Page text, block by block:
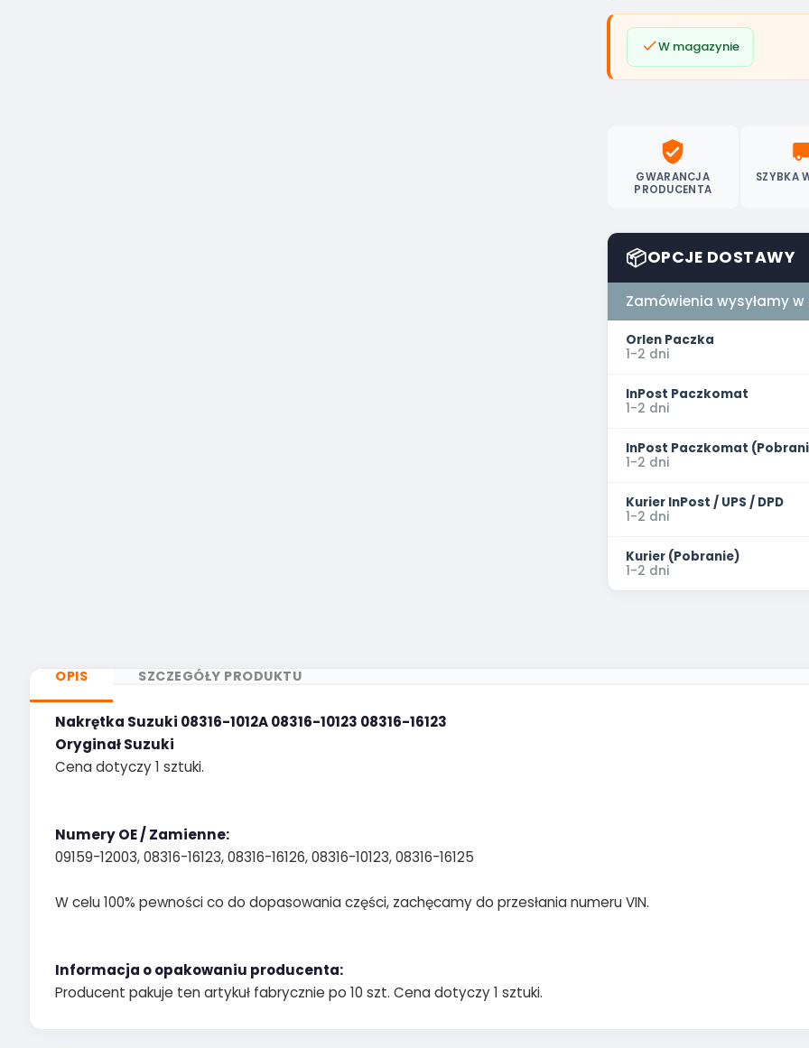
W magazynie
verified_user
GWARANCJA
PRODUCENTA
SZYBKA
📦OPCJE DOSTAWY
Zamówienia wysyłamy w
Orlen Paczka
1-2 dni
InPost Paczkomat
1-2 dni
InPost Paczkomat
1-2 dni
Kurier InPost / UPS / DPD
1-2 dni
Kurier (Pobranie)
1-2 dni
OPIS SZCZEGÓŁY PRODUKTU
Nakrętka Suzuki 08316-1012A 08316-10123 08316-16123
Oryginał Suzuki
Cena dotyczy 1 sztuki.
Numery OE / Zamienne:
09159-12003, 08316-16123, 08316-16126, 08316-10123, 08316-16125
W celu 100% pewności co do dopasowania części, zachęcamy do przesłania numeru VIN.
Informacja o opakowaniu producenta:
Producent pakuje ten artykuł fabrycznie po 10 szt. Cena dotyczy 1 sztuki.